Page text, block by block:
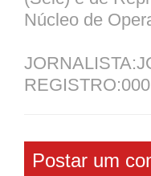
Núcleo de
Postar um